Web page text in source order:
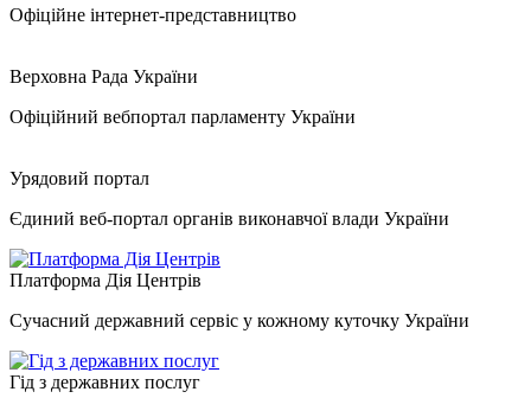
Офіційне інтернет-представництво
Верховна Рада України
Офіційний вебпортал парламенту України
Урядовий портал
Єдиний веб-портал органів виконавчої влади України
Платформа Дія Центрів
Сучасний державний сервіс у кожному куточку України
Гід з державних послуг